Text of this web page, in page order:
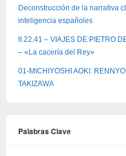
Deconstrucción de la narrativa
inteligencia españoles
II.22.41 – VIAJES DE PIETRO
– «La cacería del Rey»
01-MICHIYOSHI AOKI:
TAKIZAWA
Palabras Clave